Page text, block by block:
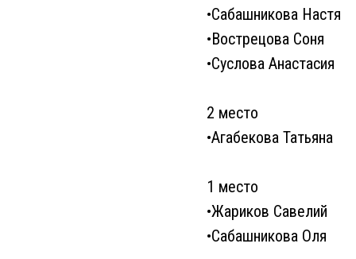
•Сабашникова Настя
•Вострецова Соня
•Суслова Анастасия
2 место
•Агабекова Татьяна
1 место
•Жариков Савелий
•Сабашникова Оля